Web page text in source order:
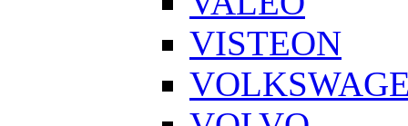
VISTEON